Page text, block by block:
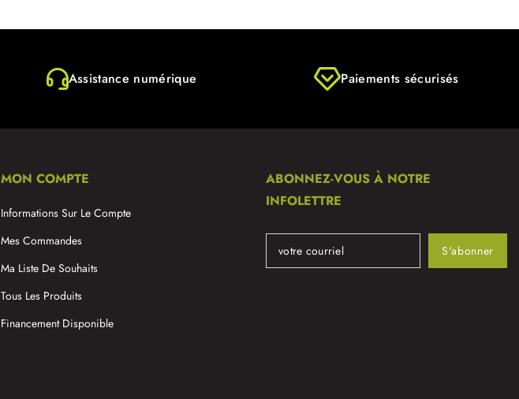
Assistance numérique Paiements sécurisés
MON COMPTE
Informations Sur Le Compte
Mes Commandes
Ma Liste De Souhaits
Tous Les Produits
Financement Disponible
ABONNEZ-VOUS À NOTRE
INFOLETTRE
S'abonner